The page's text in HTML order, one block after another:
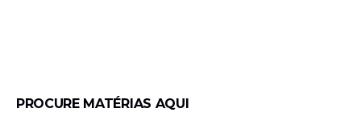
PROCURE MATÉRIAS AQUI